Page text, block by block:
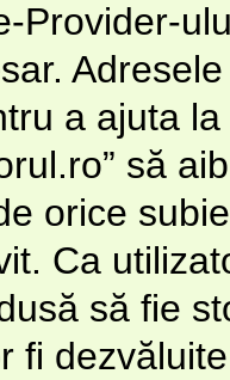
Provider-
a ajuta
să
orice
Ca
să fie
fi